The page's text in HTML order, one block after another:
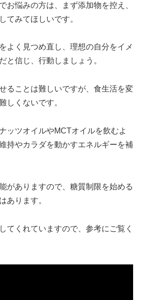
お悩みの方は、まず添加物を控え、
てみてほしいです。
よく見つめ直し、理想の自分をイメ
と信じ、行動しましょう。
ることは難しいですが、食生活を変
しくないです。
ッツオイルやMCTオイルを飲むよ
持やカラダを動かすエネルギーを補
がありますので、糖質制限を始める
あります。
てくれていますので、参考にご覧く